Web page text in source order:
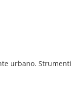
urbano.